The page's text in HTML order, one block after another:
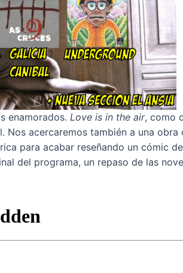
enamorados. Love is in the air, como
acercaremos también a una
para acabar reseñando un cómic
del programa, un repaso de las